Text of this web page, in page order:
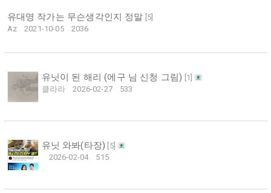
유대영 작가는 무슨생각인지 정말 5
Az
2021-10-05 2036
유닛이 된 해리 (에구 님 신청 그림) 1
클라라
2026-02-27 533
유닛 와봐(타장) 5]
2026-02-04
515